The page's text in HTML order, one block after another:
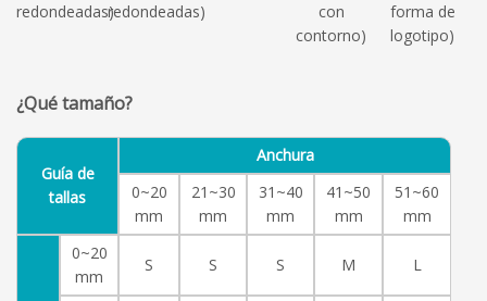
redondeadas)redondeadas)
con
contorno)
forma de
logotipo)
¿Qué tamaño?
Guía de
tallas
Anchura
0~20
mm
21~30
mm
31~40
mm
41~50
mm
51~60
mm
0~20
mm
S S S M L